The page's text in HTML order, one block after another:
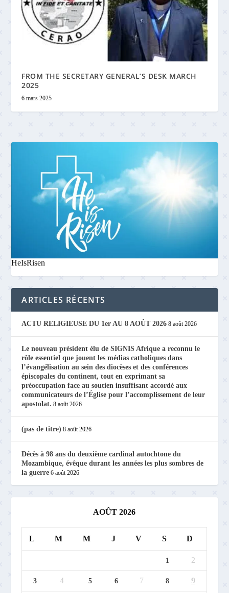
FROM THE SECRETARY GENERAL’S DESK MARCH
2025
6 mars 2025
HeIsRisen
ARTICLES RÉCENTS
ACTU RELIGIEUSE DU 1er AU 8 AOÛT 2026 8 août 2026
Le nouveau président élu de SIGNIS Afrique a reconnu le
rôle essentiel que jouent les médias catholiques dans
l’évangélisation au sein des diocèses et des conférences
épiscopales du continent, tout en exprimant sa
préoccupation face au soutien insuffisant accordé aux
communicateurs de l’Église pour l’accomplissement de leur
apostolat. 8 août 2026
(pas de titre) 8 août 2026
Décès à 98 ans du deuxième cardinal autochtone du
Mozambique, évêque durant les années les plus sombres de
la guerre 6 août 2026
AOÛT 2026
L M M J V S D
1 2
3 4 5 6 7 8 9